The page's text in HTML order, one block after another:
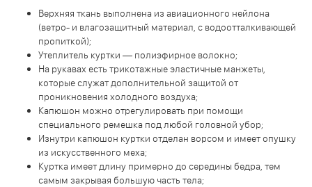
Верхняя ткань выполнена из авиационного нейлона
(ветро- и влагозащитный материал, с водоотталкивающей
пропиткой);
Утеплитель куртки — полиэфирное волокно;
На рукавах есть трикотажные эластичные манжеты,
которые служат дополнительной защитой от
проникновения холодного воздуха;
Капюшон можно отрегулировать при помощи
специального ремешка под любой головной убор;
Изнутри капюшон куртки отделан ворсом и имеет опушку
из искусственного меха;
Куртка имеет длину примерно до середины бедра, тем
самым закрывая большую часть тела;